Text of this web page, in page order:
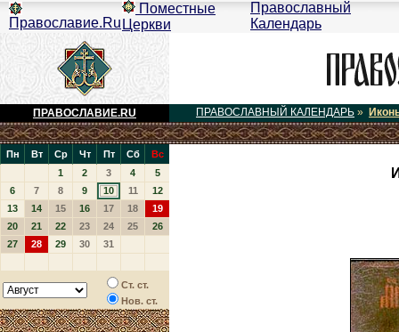
Православие.Ru
Поместные
Церкви
Православный
Календарь
ПРАВОСЛАВИЕ.RU ПРАВОСЛАВНЫЙ КАЛЕНДАРЬ »
Пн Вт Ср Чт Пт Сб
Вс
1
2 3 4
5
6
7 8 9 10 11
12
13
14 15 16 17 18
19
20
21 22 23 24 25
26
27
28 29 30 31
Ст. ст.
Нов. ст.